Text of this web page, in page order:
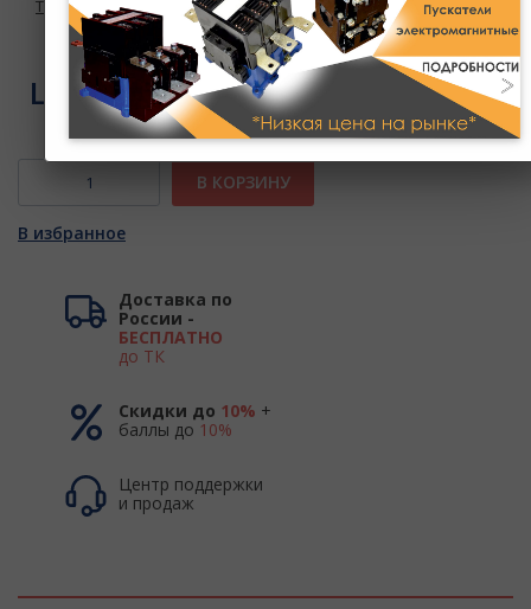
Товар в наличии
Цена:0 руб.
В КОРЗИНУ
В избранное
Доставка по
России -
БЕСПЛАТНО
до ТК
Скидки до 10% +
баллы до 10%
Центр поддержки
и продаж